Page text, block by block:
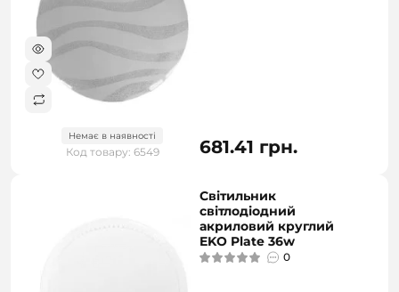
Немає в наявності
Код товару: 6549 681.41 грн.
Світильник
світлодіодний
акриловий круглий
EKO Plate 36w
0